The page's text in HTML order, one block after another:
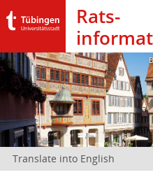
Rats­
Translate into English